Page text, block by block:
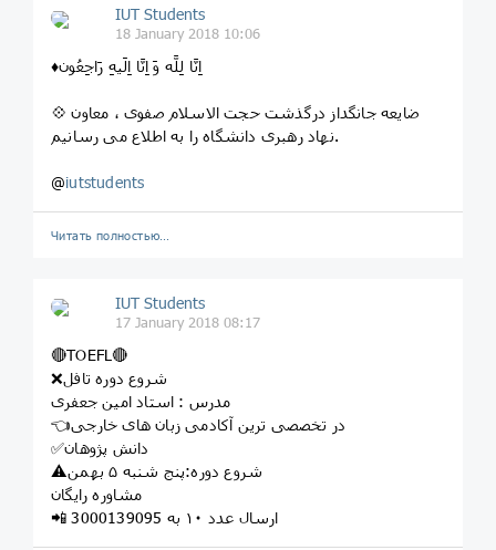
IUT Students
18 January 2018 10:06
♦️اِنَّا لِلَّه وَ اِنَّا اِلَیهِ رَاجِعُون
💠 ضایعه جانگداز درگذشت حجت الاسلام صفوی ، معاون
نهاد رهبری دانشگاه را به اطلاع می رسانیم.
@iutstudents
Читать полностью…
IUT Students
17 January 2018 08:17
‏🔴TOEFL🔴
❌شروع دوره تافل
مدرس : استاد امین جعفری
👈در تخصصی ترین آکادمی زبان های خارجی
✅دانش پژوهان
⚠️شروع دوره:پنج شنبه ۵ بهمن
مشاوره رایگان
📲 ارسال عدد ۱۰ به 3000139095